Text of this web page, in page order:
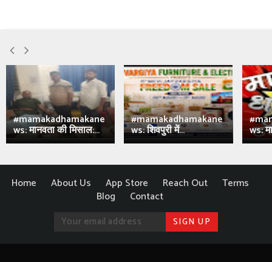
#mamakadhamakane
ws: मानवता की मिसाल:...
#mamakadhamakane
ws: शिवपुरी में... ws:
Home About Us App Store Reach Out
Terms
Blog
Contact